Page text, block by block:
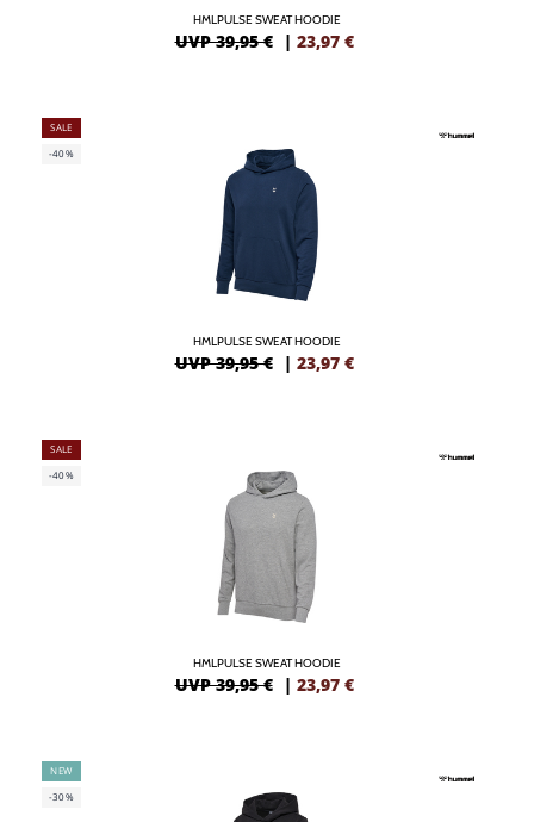
HMLPULSE SWEAT HOODIE
UVP 39,95 € | 23,97 €
SALE
-40%
HMLPULSE SWEAT HOODIE
UVP 39,95 € | 23,97 €
SALE
-40%
HMLPULSE SWEAT HOODIE
UVP 39,95 € | 23,97 €
NEW
-30%